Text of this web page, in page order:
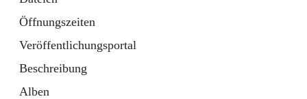
Öffnungszeiten
Veröffentlichungsportal
Beschreibung
Alben